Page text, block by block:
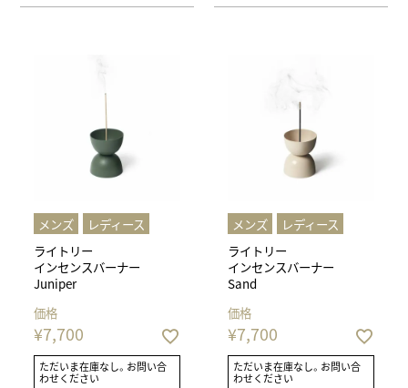
メンズ
レディース
ライトリー
インセンスバーナー
Juniper
価格
¥7,700
ただいま在庫なし。お問い合
わせください
メンズ
レディース
ライトリー
インセンスバーナー
Sand
価格
¥7,700
ただいま在庫なし。お問い合
わせください